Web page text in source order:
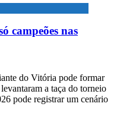
campeões nas
do Vitória pode formar
a taça do torneio
pode registrar um cenário